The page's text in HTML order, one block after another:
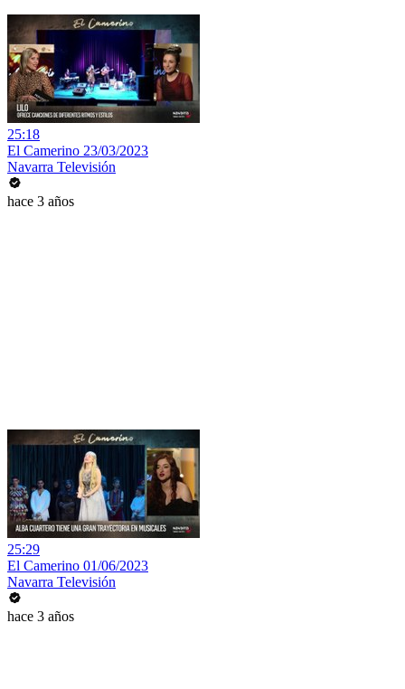
25:18
El Camerino 23/03/2023
Navarra Televisión
hace 3 años
25:29
El Camerino 01/06/2023
Navarra Televisión
hace 3 años